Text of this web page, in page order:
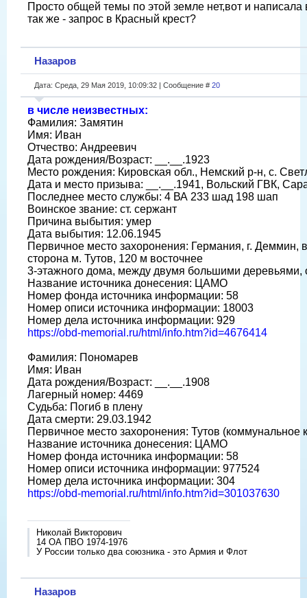
Просто общей темы по этой земле нет,вот и
так же - запрос в Красный крест?
Назаров
Дата: Среда, 29 Мая 2019, 10:09:32 | Сообщение # 20
в числе неизвестных:
Фамилия: Замятин
Имя: Иван
Отчество: Андреевич
Дата рождения/Возраст: __.__.1923
Место рождения: Кировская обл., Немский р-н, с.
Дата и место призыва: __.__.1941, Вольский ГВК,
Последнее место службы: 4 ВА 233 шад 198 шап
Воинское звание: ст. сержант
Причина выбытия: умер
Дата выбытия: 12.06.1945
Первичное место захоронения: Германия, г. Деммин,
сторона м. Тутов, 120 м восточнее
3-этажного дома, между двумя большими деревьями,
Название источника донесения: ЦАМО
Номер фонда источника информации: 58
Номер описи источника информации: 18003
Номер дела источника информации: 929
https://obd-memorial.ru/html/info.htm?id=4676414
Фамилия: Пономарев
Имя: Иван
Дата рождения/Возраст: __.__.1908
Лагерный номер: 4469
Судьба: Погиб в плену
Дата смерти: 29.03.1942
Первичное место захоронения: Тутов (коммунальное
Название источника донесения: ЦАМО
Номер фонда источника информации: 58
Номер описи источника информации: 977524
Номер дела источника информации: 304
https://obd-memorial.ru/html/info.htm?id=301037630
Николай Викторович
14 ОА ПВО 1974-1976
У России только два союзника - это Армия и Флот
Назаров